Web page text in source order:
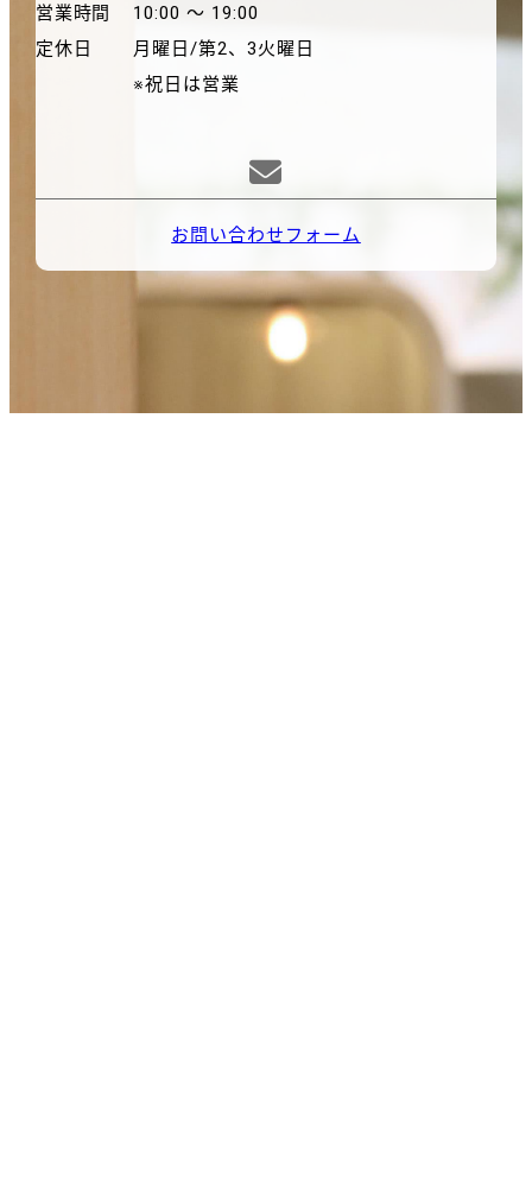
営業時間
10:00 〜 19:00
定休日
月曜日/第2、3火曜日
※祝日は営業

お問い合わせフォーム